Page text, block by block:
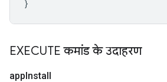
}
EXECUTE कमांड के उदाहरण
appInstall